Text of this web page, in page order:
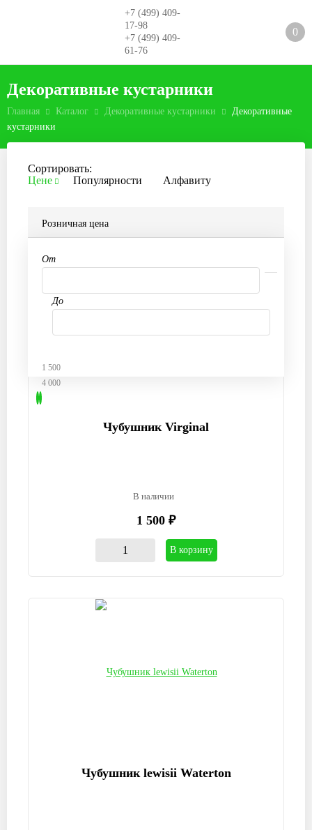
+7 (499) 409-
17-98
+7 (499) 409-
61-76
0
Декоративные кустарники
Главная Каталог Декоративные кустарники
Декоративные
кустарники
Сортировать:
Цене
Популярности Алфавиту
Розничная цена
От
До
1 500
4 000
Чубушник Virginal
В наличии
1 500 ₽
В корзину
Чубушник lewisii Waterton